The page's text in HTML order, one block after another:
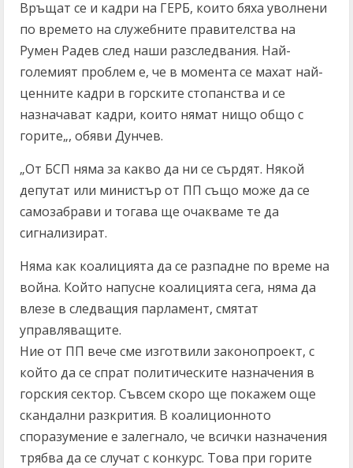
Връщат се и кадри на ГЕРБ, които бяха уволнени
по времето на служебните правителства на
Румен Радев след наши разследвания. Най-
големият проблем е, че в момента се махат най-
ценните кадри в горските стопанства и се
назначават кадри, които нямат нищо общо с
горите„, обяви Дунчев.
„От БСП няма за какво да ни се сърдят. Някой
депутат или министър от ПП също може да се
самозабрави и тогава ще очакваме те да
сигнализират.
Няма как коалицията да се разпадне по време на
война. Който напусне коалицията сега, няма да
влезе в следващия парламент, смятат
управляващите.
Ние от ПП вече сме изготвили законопроект, с
който да се спрат политическите назначения в
горския сектор. Съвсем скоро ще покажем още
скандални разкрития. В коалиционното
споразумение е залегнало, че всички назначения
трябва да се случат с конкурс. Това при горите